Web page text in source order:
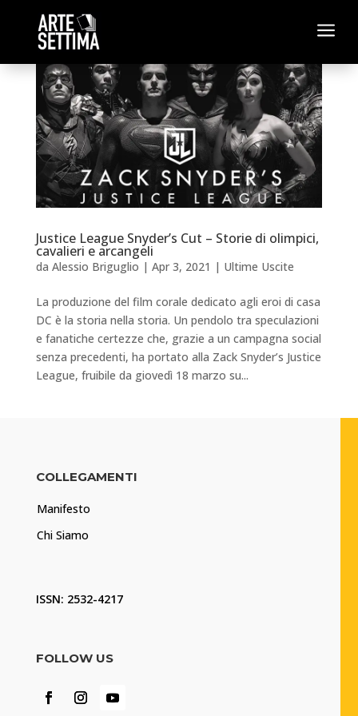
a
Justice League Snyder’s Cut – Storie di olimpici,
cavalieri e arcangeli
da Alessio Briguglio | Apr 3, 2021 | Ultime Uscite
La produzione del film corale dedicato agli eroi di casa
DC è la storia nella storia. Un pendolo tra speculazioni
e fanatiche certezze che, grazie a un campagna social
senza precedenti, ha portato alla Zack Snyder’s Justice
League, fruibile da giovedì 18 marzo su...
COLLEGAMENTI
Manifesto
Chi Siamo
ISSN: 2532-4217
FOLLOW US